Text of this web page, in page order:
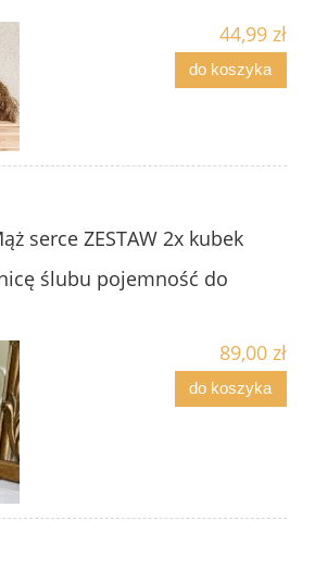
44,99 zł
do koszyka
serce ZESTAW 2x kubek
ślubu pojemność do
89,00 zł
do koszyka